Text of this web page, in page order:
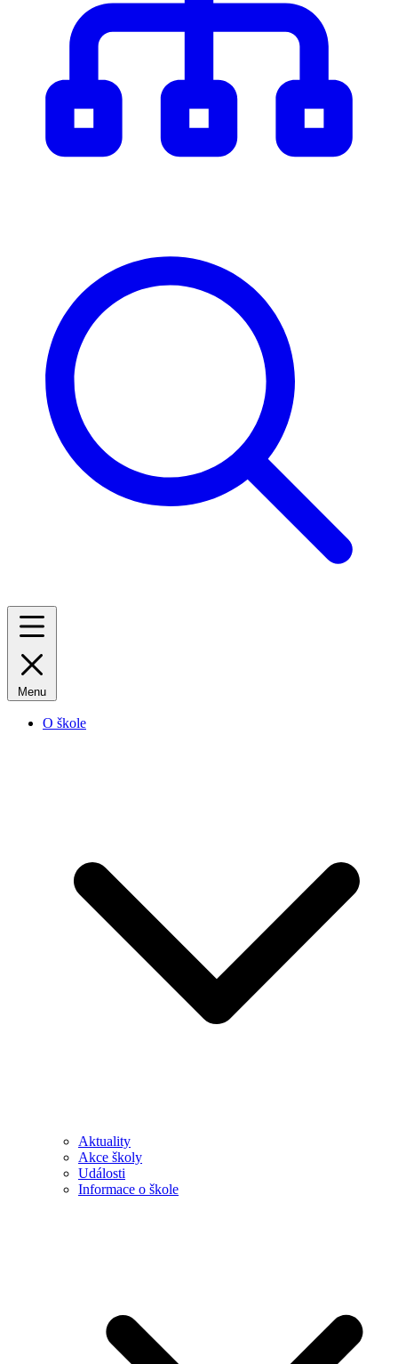
Menu
O škole
Aktuality
Akce školy
Události
Informace o škole